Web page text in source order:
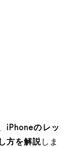
iPhoneのレッ
方を解説しま